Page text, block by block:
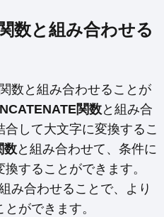
数と組み合わせる
数と組み合わせることが
関数と組み合
して大文字に変換するこ
数と組み合わせて、条件に
することができます。
み合わせることで、より
ができます。